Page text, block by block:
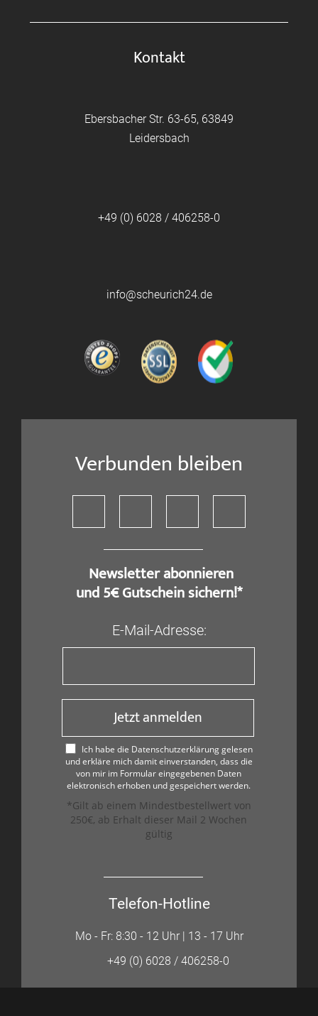
Kontakt
Ebersbacher Str. 63-65, 63849
Leidersbach
+49 (0) 6028 / 406258-0
info@scheurich24.de
Verbunden bleiben
​ Newsletter abonnieren
und 5€ Gutschein sichern!*
E-Mail-Adresse:
Jetzt anmelden
Ich habe die Datenschutzerklärung gelesen
und erkläre mich damit einverstanden, dass die
von mir im Formular eingegebenen Daten
elektronisch erhoben und gespeichert werden.
*Gilt ab einem Mindestbestellwert von
250€, ab Erhalt dieser Mail 2 Wochen
gültig
Telefon-Hotline
Mo - Fr: 8:30 - 12 Uhr | 13 - 17 Uhr
+49 (0) 6028 / 406258-0